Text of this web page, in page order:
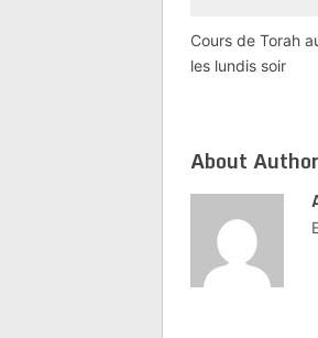
Cours de Torah
les lundis soir
About Author